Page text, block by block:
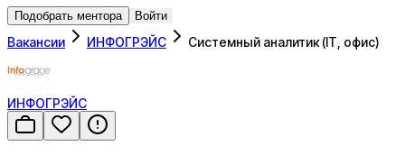
Подобрать ментора Войти
Вакансии ИНФОГРЭЙС Системный аналитик (IT, офис)
ИНФОГРЭЙС